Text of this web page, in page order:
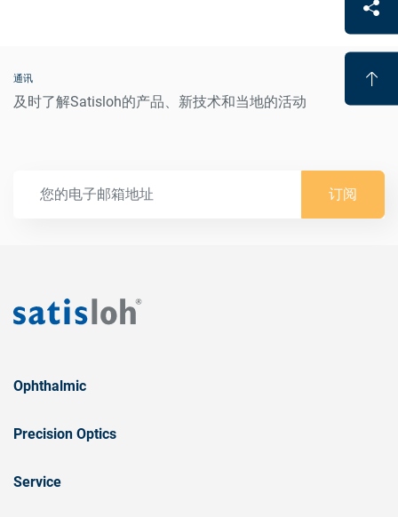
通讯
及时了解Satisloh的产品、新技术和当地的活动
订阅
Ophthalmic
Precision Optics
Service